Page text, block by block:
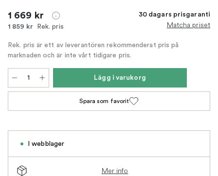
1 669 kr
1 859 kr Rek. pris
30 dagars prisgaranti
Matcha priset
Rek. pris är ett av leverantören rekommenderat pris på
marknaden och är inte vårt tidigare pris.
Lägg i varukorg
Spara som favorit
I webblager
Mer info